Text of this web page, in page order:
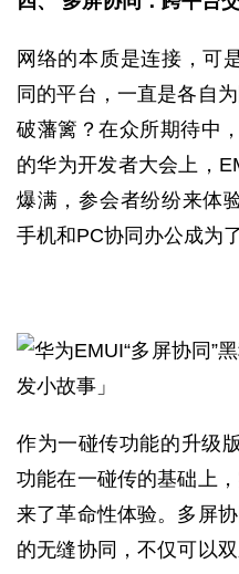
网络的本质是连接，可
同的平台，一直是各自
破藩篱？在众所期待中
的华为开发者大会上，
爆满，参会者纷纷来体
手机和PC协同办公成为
作为一碰传功能的升级
功能在一碰传的基础上
来了革命性体验。多屏
的无缝协同，不仅可以